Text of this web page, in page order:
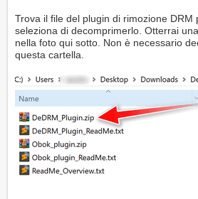
Trova il file del plugin di rimozione DRM
seleziona di decomprimerlo. Otterrai
nella foto qui sotto. Non è necessario
questa cartella.